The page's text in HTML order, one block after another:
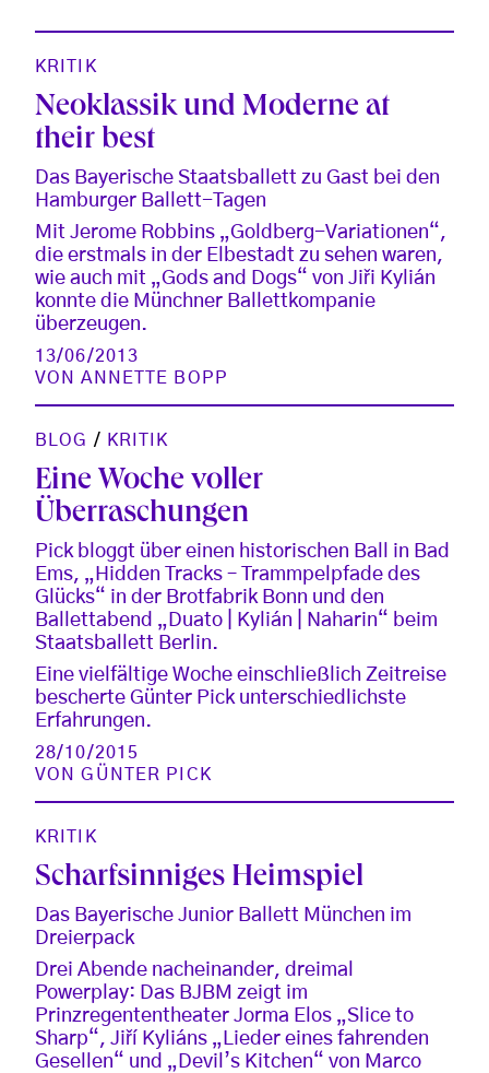
KRITIK
Neoklassik und Moderne at
their best
Das Bayerische Staatsballett zu Gast bei den
Hamburger Ballett-Tagen
Mit Jerome Robbins „Goldberg-Variationen“,
die erstmals in der Elbestadt zu sehen waren,
wie auch mit „Gods and Dogs“ von Jiři Kylián
konnte die Münchner Ballettkompanie
überzeugen.
13/06/2013
VONANNETTE BOPP
BLOG / KRITIK
Eine Woche voller
Überraschungen
Pick bloggt über einen historischen Ball in Bad
Ems, „Hidden Tracks – Trammpelpfade des
Glücks“ in der Brotfabrik Bonn und den
Ballettabend „Duato | Kylián | Naharin“ beim
Staatsballett Berlin.
Eine vielfältige Woche einschließlich Zeitreise
bescherte Günter Pick unterschiedlichste
Erfahrungen.
28/10/2015
VONGÜNTER PICK
KRITIK
Scharfsinniges Heimspiel
Das Bayerische Junior Ballett München im
Dreierpack
Drei Abende nacheinander, dreimal
Powerplay: Das BJBM zeigt im
Prinzregententheater Jorma Elos „Slice to
Sharp“, Jiří Kyliáns „Lieder eines fahrenden
Gesellen“ und „Devil’s Kitchen“ von Marco